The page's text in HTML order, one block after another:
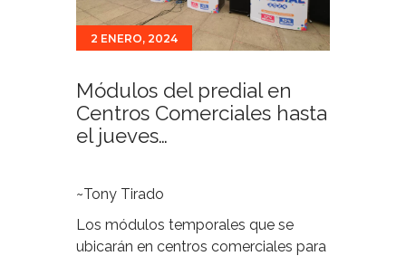
Para ti
Contacto
2 ENERO, 2024
Módulos del predial en
Centros Comerciales hasta
el jueves…
~Tony Tirado
Los módulos temporales que se
ubicarán en centros comerciales para